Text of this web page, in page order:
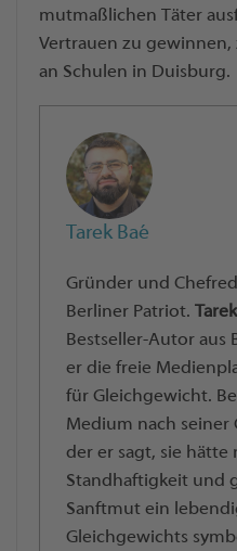
mutmaßlichen Täter
Vertrauen zu gewinnen,
an Schulen in Duisburg.
Tarek Baé
Gründer und
Berliner Patriot.
Bestseller-Autor aus
er die freie
für Gleichgewicht.
Medium nach
der er sagt, sie hätte
Standhaftigkeit und
Sanftmut ein
Gleichgewichts